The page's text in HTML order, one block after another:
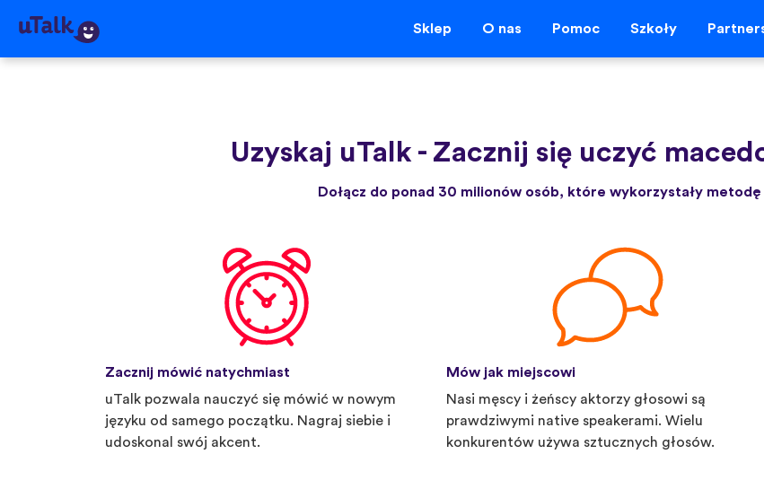
Sklep O nas Pomoc Szkoły
Uzyskaj uTalk - Zacznij się uczyć
Dołącz do ponad 30 milionów osób, które wykorzystały metodę
Zacznij mówić natychmiast
uTalk pozwala nauczyć się mówić w nowym
języku od samego początku. Nagraj siebie i
udoskonal swój akcent.
Mów jak miejscowi
Nasi męscy i żeńscy aktorzy głosowi są
prawdziwymi native speakerami. Wielu
konkurentów używa sztucznych głosów.